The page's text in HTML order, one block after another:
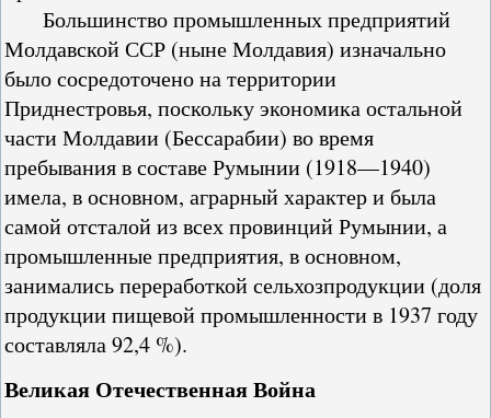
Большинство промышленных предприятий
Молдавской ССР (ныне Молдавия) изначально
было сосредоточено на территории
Приднестровья, поскольку экономика остальной
части Молдавии (Бессарабии) во время
пребывания в составе Румынии (1918—1940)
имела, в основном, аграрный характер и была
самой отсталой из всех провинций Румынии, а
промышленные предприятия, в основном,
занимались переработкой сельхозпродукции (доля
продукции пищевой промышленности в 1937 году
составляла 92,4 %).
Великая Отечественная Война